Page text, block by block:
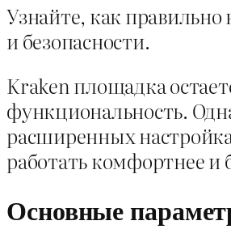
Узнайте, как
и безопасности.
Kraken площадка
функциональность.
расширенных
работать комфортнее и
Основные